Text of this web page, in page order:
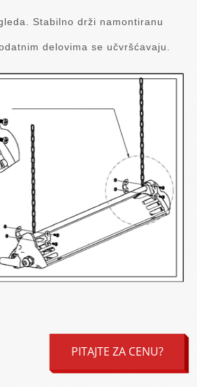
Stabilno drži namontiranu
delovima se učvršćavaju.
PITAJTE ZA CENU?